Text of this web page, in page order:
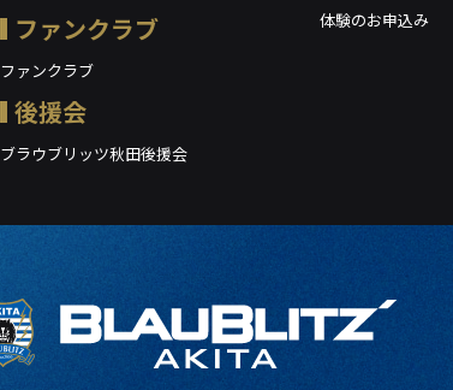
ファンクラブ
ファンクラブ
後援会
ブラウブリッツ秋田後援会
体験のお申込み